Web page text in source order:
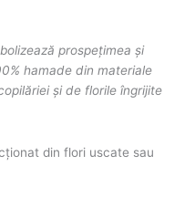
prospețimea și
hamade din materiale
și de florile îngrijite
din flori uscate sau